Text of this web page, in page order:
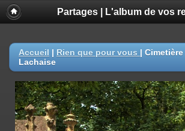
Partages | L'album de vos
Accueil | Rien que pour vous | Cimetière
Lachaise